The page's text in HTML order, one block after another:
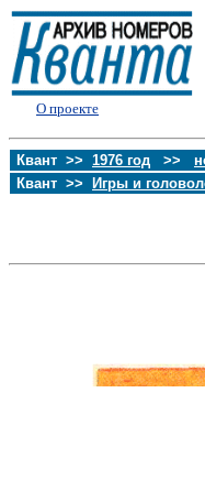
О проекте
Квант >> 1976 год >>
Квант >>
Игры и